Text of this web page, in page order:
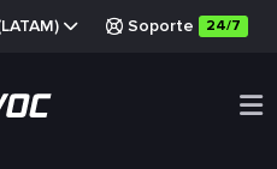
Soporte 24/7